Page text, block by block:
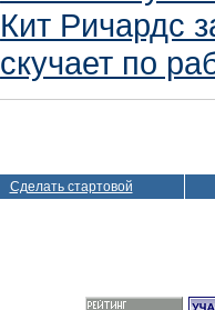
Кит Ричардс
скучает по
Сделать стартовой